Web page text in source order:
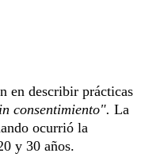
en describir prácticas
consentimiento". La
ocurrió la
y 30 años.